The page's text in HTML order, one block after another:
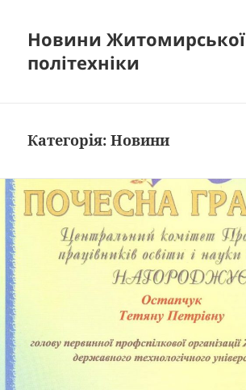
Новини Житомирської
політехніки
Категорія:Новини